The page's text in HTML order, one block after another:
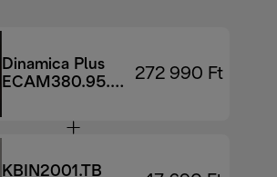
Dinamica Plus
ECAM380.95.TB
kávéfőző
272 990 Ft
KBIN2001.TB